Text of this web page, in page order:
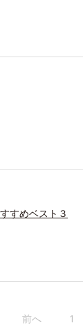
すめベスト３
前へ 1